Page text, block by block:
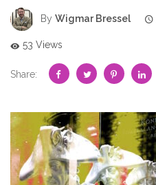
By Wigmar Bressel
53 Views
Share: